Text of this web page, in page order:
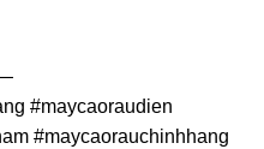
#maycaoraudien
#maycaorauchinhhang